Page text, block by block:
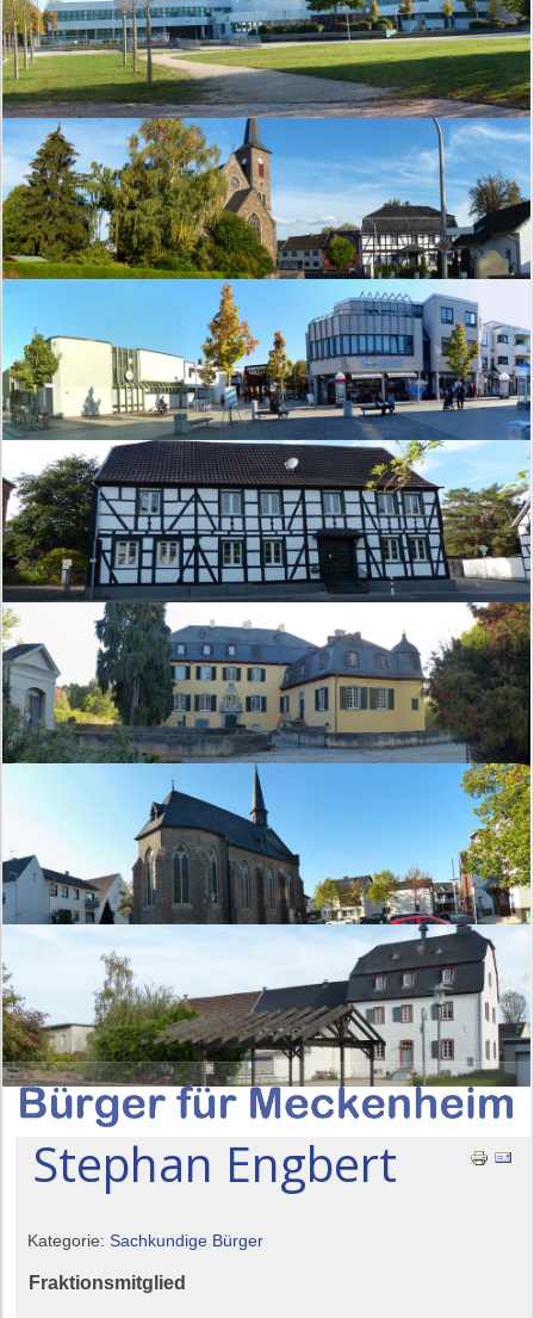
Stephan Engbert
Kategorie:Sachkundige Bürger
Fraktionsmitglied